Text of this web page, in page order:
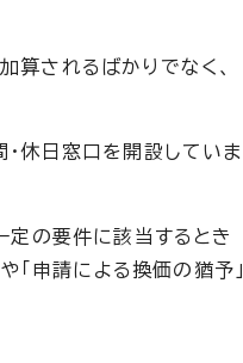
されるばかりでなく、
休日窓口を開設していま
定の要件に該当するとき
「申請による換価の猶予」